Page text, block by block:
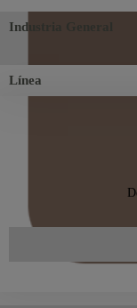
Industria General
Línea